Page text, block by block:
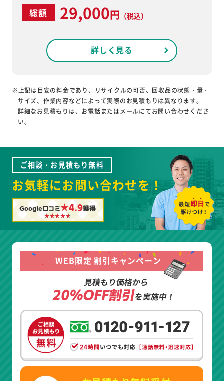
総額 29,000円 （税込）
詳しく見る
※上記は目安の料金であり、リサイクルの可否、回収品の状態・量・
サイズ、作業内容などによって実際のお見積もりは異なります。
詳細なお見積もりは、お電話またはメールにてお問い合わせくださ
い。
ご相談・お見積もり無料
お気軽にお問い合わせを！
Google口コミ★4.9獲得
WEB限定 割引キャンペーン
見積もり価格から
20%OFF割引を実施中！